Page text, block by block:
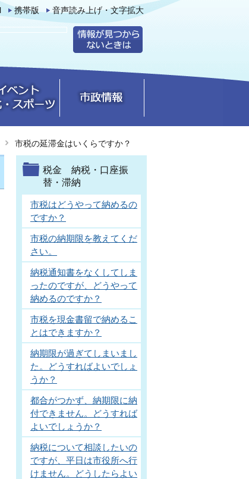
携帯版 音声読み上げ・文字拡大
市税の延滞金はいくらですか？
税金 納税・口座振
替・滞納
市税はどうやって納めるの
ですか？
市税の納期限を教えてくだ
さい。
納税通知書をなくしてしま
ったのですが、どうやって
納めるのですか？
市税を現金書留で納めるこ
とはできますか？
納期限が過ぎてしまいまし
た。どうすればよいでしょ
うか？
都合がつかず、納期限に納
付できません。どうすれば
よいでしょうか？
納税について相談したいの
ですが、平日は市役所へ行
けません。どうしたらよい